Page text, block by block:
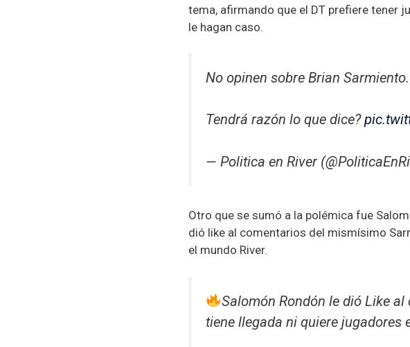
tema, afirmando que el DT prefiere tener
le hagan caso.
No opinen sobre Brian Sarmiento.
Tendrá razón lo que dice?
— Politica en River
Otro que se sumó a la polémica fue
dió like al comentarios del mismísimo
el mundo River.
Salomón Rondón le dió Like
tiene llegada ni quiere jugadores